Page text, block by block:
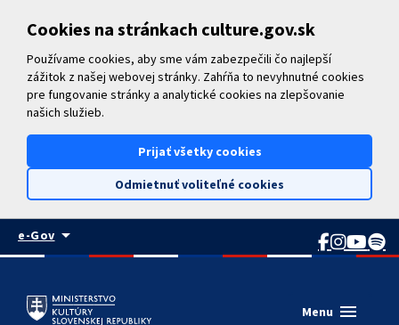
Cookies na stránkach culture.gov.sk
Používame cookies, aby sme vám zabezpečili čo najlepší
zážitok z našej webovej stránky. Zahŕňa to nevyhnutné cookies
pre fungovanie stránky a analytické cookies na zlepšovanie
našich služieb.
Prijať všetky cookies
Odmietnuť voliteľné cookies
e-Govarrow_drop_down
Menu menu